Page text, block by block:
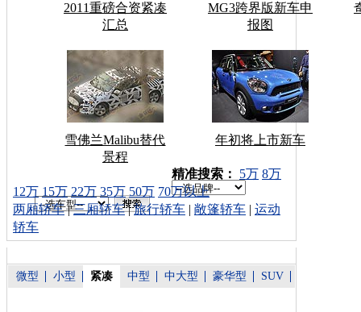
2011重磅合资紧凑
汇总
MG3跨界版新车申
报图
雪佛兰Malibu替代
景程
年初将上市新车
车型搜索：
精准搜索： 5万 8万
12万 15万 22万 35万 50万 70万以上
两厢轿车|三厢轿车|旅行轿车 | 敞篷轿车 | 运动
轿车
微型 小型 紧凑 中型 中大型 豪华型 SUV